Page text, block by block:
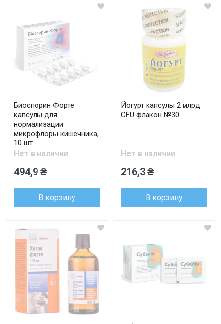
Биоспорин Форте
капсулы для
нормализации
микрофлоры кишечника,
10 шт.
Нет в наличии
494,9 ₴
В корзину
Йогурт капсулы 2 млрд
CFU флакон №30
Нет в наличии
216,3 ₴
В корзину